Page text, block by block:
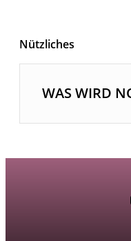
Nützliches
WAS WIRD